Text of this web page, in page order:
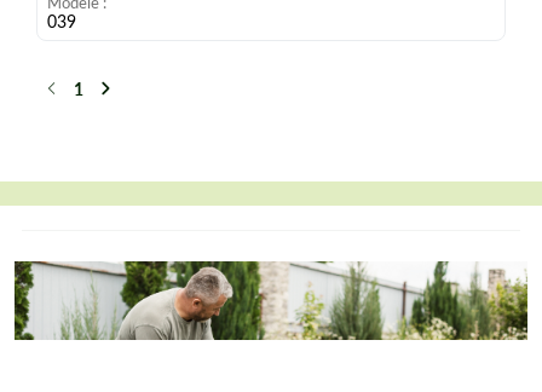
039
Précédent
1 Suivant